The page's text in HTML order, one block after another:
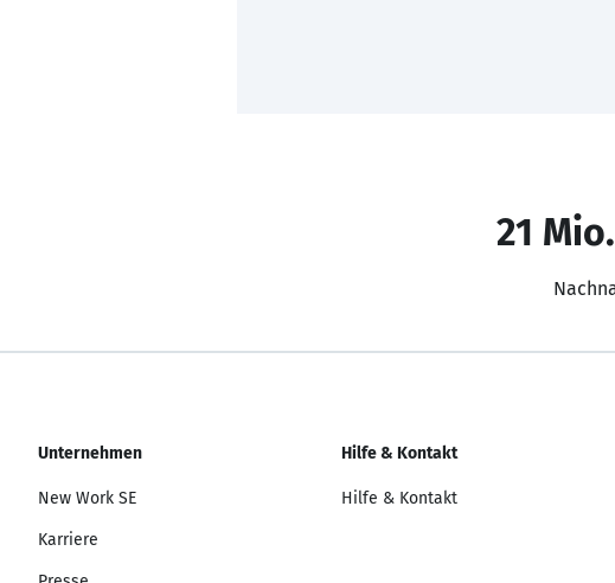
21
Unternehmen
New Work SE
Karriere
Hilfe & Kontakt
Hilfe & Kontakt